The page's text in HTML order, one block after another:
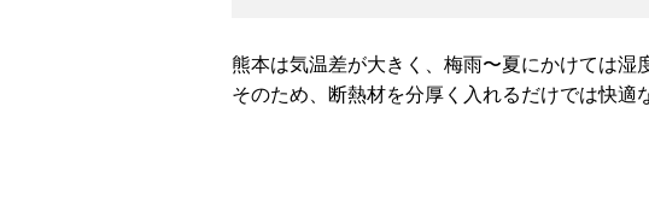
熊本は気温差が大きく、梅雨〜夏にかけては湿
そのため、断熱材を分厚く入れるだけでは快適